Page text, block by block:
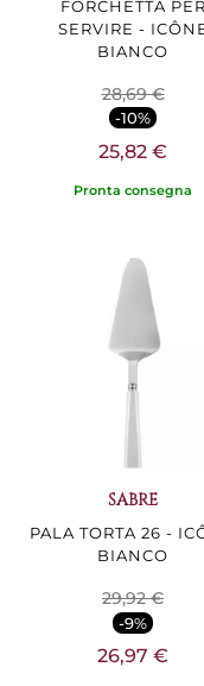
FORCHETTA PER
SERVIRE -
BIANCO
28,69 €
-10%
25,82 €
Pronta consegna
SABRE
PALA TORTA 26 -
BIANCO
29,92 €
-9%
26,97 €